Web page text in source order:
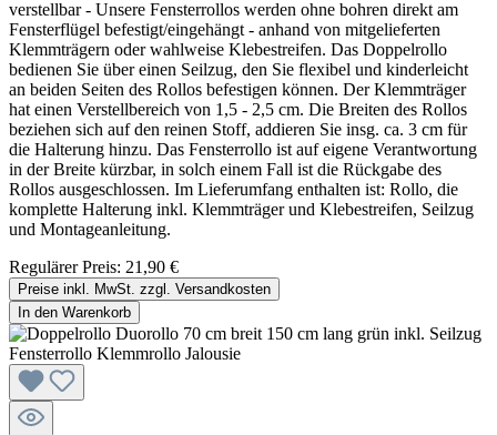
verstellbar - Unsere Fensterrollos werden ohne bohren direkt am
Fensterflügel befestigt/eingehängt - anhand von mitgelieferten
Klemmträgern oder wahlweise Klebestreifen. Das Doppelrollo
bedienen Sie über einen Seilzug, den Sie flexibel und kinderleicht
an beiden Seiten des Rollos befestigen können. Der Klemmträger
hat einen Verstellbereich von 1,5 - 2,5 cm. Die Breiten des Rollos
beziehen sich auf den reinen Stoff, addieren Sie insg. ca. 3 cm für
die Halterung hinzu. Das Fensterrollo ist auf eigene Verantwortung
in der Breite kürzbar, in solch einem Fall ist die Rückgabe des
Rollos ausgeschlossen. Im Lieferumfang enthalten ist: Rollo, die
komplette Halterung inkl. Klemmträger und Klebestreifen, Seilzug
und Montageanleitung.
Regulärer Preis: 21,90 €
Preise inkl. MwSt. zzgl. Versandkosten
In den Warenkorb